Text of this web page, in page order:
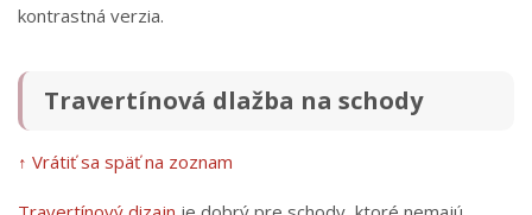
kontrastná verzia.
Travertínová dlažba na schody
↑ Vrátiť sa späť na zoznam